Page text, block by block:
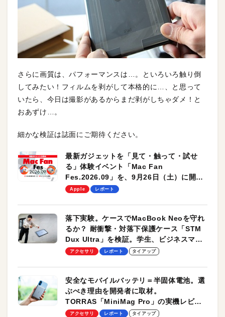
さらに画質は、パフォーマンスは…。といろいろ触り倒
してみたい！フィルムを剥がして本格的に…、と思って
いたら、今日は撮影があるからまだ剥がしちゃダメ！と
おあずけ…。
細かな検証は誌面にご期待ください。
最新ガジェットを「見て・触って・試せ
る」体験イベント「Mac Fan
Fes.2026.09」を、9月26日（土）に開催
します！
Apple レポート
落下実験。ケースでMacBook Neoを守れ
るか？ 耐衝撃・対落下保護ケース「STM
Dux Ultra」を検証。学生、ビジネスマン
のモバイルユースに最適！
アクセサリ レポート タイアップ
安全なモバイルバッテリ＝半固体電池。選
ぶべき理由を開発者に取材。
TORRAS「MiniMag Pro」の実機レビュ
ーも
アクセサリ レポート タイアップ